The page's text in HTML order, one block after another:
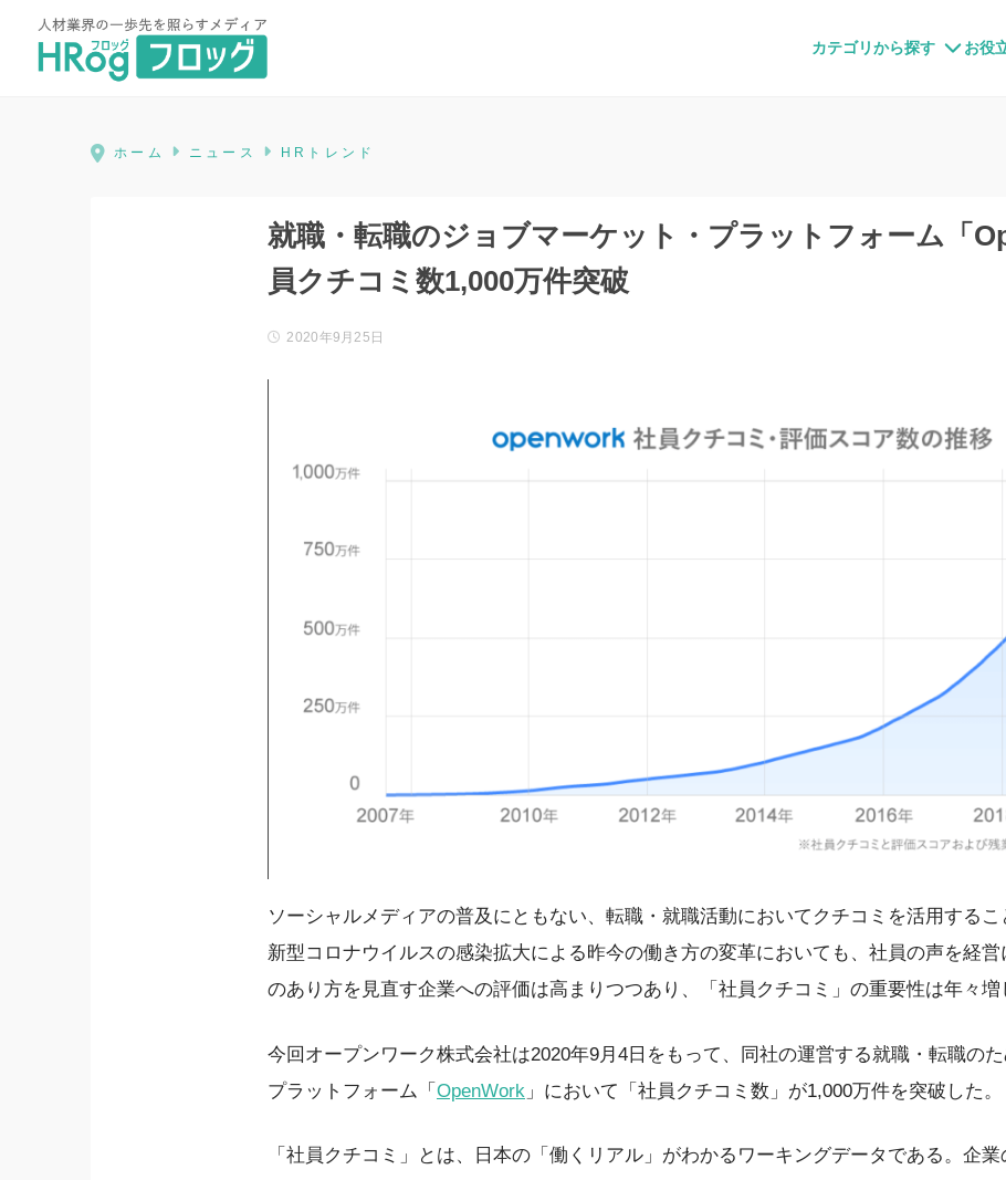
カテゴリから探す お役
HRog | 人材業界の一歩先を照らすメディア
ホーム ニュース HRトレンド
就職・転職のジョブマーケット・プラットフォーム「
員クチコミ数1,000万件突破
2020年9月25日
ソーシャルメディアの普及にともない、転職・就職活動においてクチコミを活用するこ
新型コロナウイルスの感染拡大による昨今の働き方の変革においても、社員の声を経
のあり方を見直す企業への評価は高まりつつあり、「社員クチコミ」の重要性は年々増
今回オープンワーク株式会社は2020年9月4日をもって、同社の運営する就職・転職の
プラットフォーム「 OpenWork 」において「社員クチコミ数」が1,000万件を突破した。
「社員クチコミ」とは、日本の「働くリアル」がわかるワーキングデータである。企